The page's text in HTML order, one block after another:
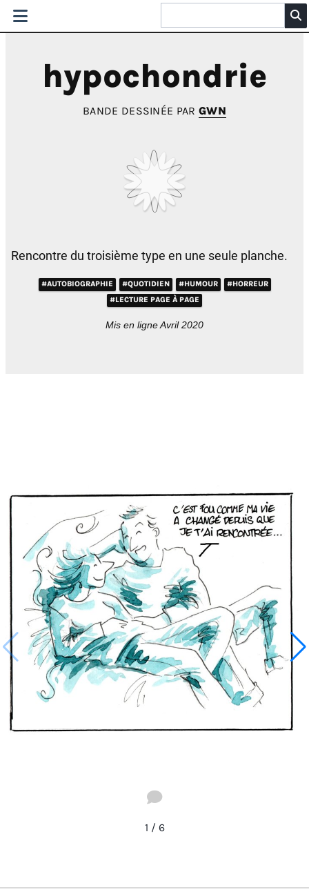
hypochondrie
BANDE DESSINÉE PARGWN
Rencontre du troisième type en une seule planche.
#AUTOBIOGRAPHIE #QUOTIDIEN #HUMOUR
#HORREUR
#LECTURE PAGE À PAGE
Mis en ligne Avril 2020
1 / 6